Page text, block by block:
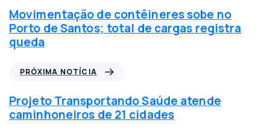
t
í
c
i
t
e
Movimentação de contêineres sobe no
Porto de Santos; total de cargas registra
queda
ó
x
i
PRÓXIMA NOTÍCIA
Projeto Transportando Saúde atende
caminhoneiros de 21 cidades